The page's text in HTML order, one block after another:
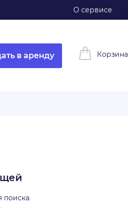
О сервисе
в аренду Корзина
поиска